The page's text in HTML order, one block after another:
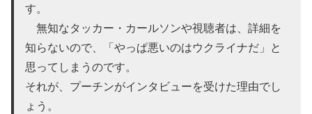
す。
無知なタッカー・カールソンや視聴者は、詳細を
知らないので、「やっぱ悪いのはウクライナだ」と
思ってしまうのです。
それが、プーチンがインタビューを受けた理由でし
ょう。